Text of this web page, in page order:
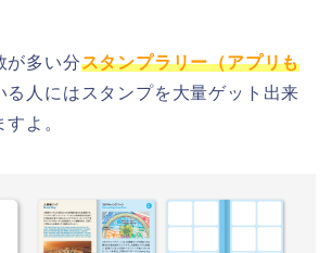
が多い分スタンプラリー（アプリも
る人にはスタンプを大量ゲット出来
よ。